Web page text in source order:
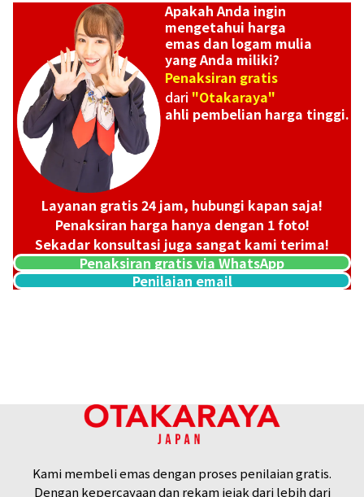
Apakah Anda ingin
mengetahui harga
emas dan logam mulia
yang Anda miliki?
Penaksiran gratis
dari "Otakaraya"
ahli pembelian harga tinggi.
Layanan gratis 24 jam, hubungi kapan saja!
Penaksiran harga hanya dengan 1 foto!
Sekadar konsultasi juga sangat kami terima!
Penaksiran gratis via WhatsApp
Penilaian email
Kami membeli emas dengan proses penilaian gratis.
Dengan kepercayaan dan rekam jejak dari lebih dari